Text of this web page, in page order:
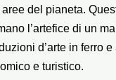
del pianeta.
l’artefice di un
d’arte in ferro
e turistico.